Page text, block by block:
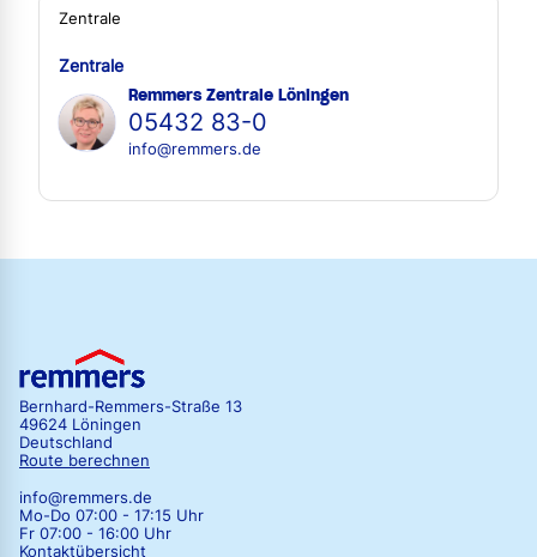
Zentrale
Zentrale
Remmers Zentrale Löningen
05432 83-0
info@remmers.de
Bernhard-Remmers-Straße 13
49624 Löningen
Deutschland
Route berechnen
info@remmers.de
Mo-Do 07:00 - 17:15 Uhr
Fr 07:00 - 16:00 Uhr
Kontaktübersicht